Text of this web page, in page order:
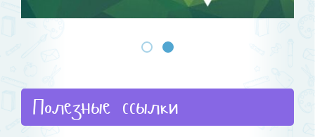
Полезные ссылки